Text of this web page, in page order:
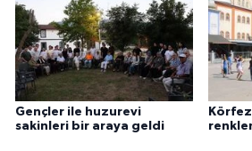
Gençler ile huzurevi
sakinleri bir araya geldi